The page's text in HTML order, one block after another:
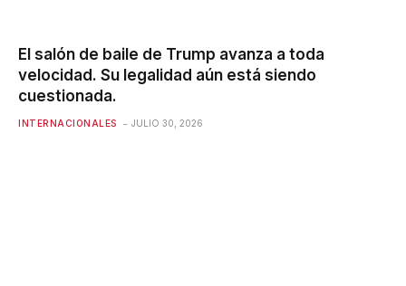
El salón de baile de Trump avanza a toda
velocidad. Su legalidad aún está siendo
cuestionada.
INTERNACIONALES JULIO 30, 2026